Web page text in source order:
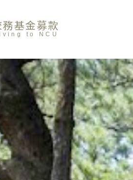
務基金募款
to NCU